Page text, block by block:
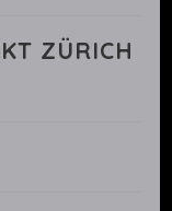
ZÜRICH